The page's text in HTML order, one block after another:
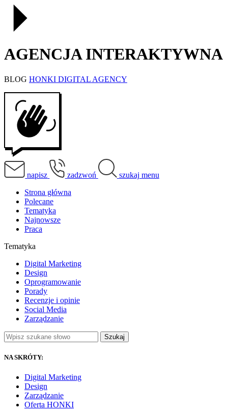
AGENCJA INTERAKTYWNA
BLOG HONKI DIGITAL AGENCY
napisz zadzwoń szukaj menu
Strona główna
Polecane
Tematyka
Najnowsze
Praca
Tematyka
Digital Marketing
Design
Oprogramowanie
Porady
Recenzje i opinie
Social Media
Zarządzanie
Szukaj
NA SKRÓTY:
Digital Marketing
Design
Zarządzanie
Oferta HONKI